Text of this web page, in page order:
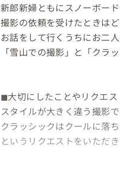
新郎新婦ともにスノーボー
撮影の依頼を受けたときは
お話をして行くうちにお二
「雪山での撮影」と「クラ
◼︎大切にしたことやリクエス
スタイルが大きく違う撮影
クラッシックはクールに落
というリクエストをいただ